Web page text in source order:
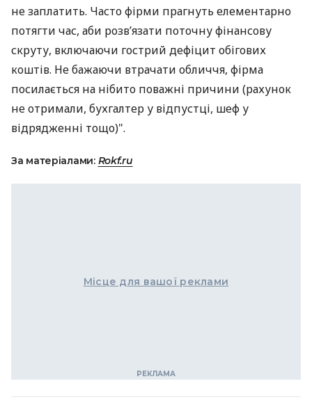
не заплатить. Часто фірми прагнуть елементарно
потягти час, аби розв’язати поточну фінансову
скруту, включаючи гострий дефіцит обігових
коштів. Не бажаючи втрачати обличчя, фірма
посилається на нібито поважні причини (рахунок
не отримали, бухгалтер у відпустці, шеф у
відрядженні тощо)".
За матеріалами: Rokf.ru
Місце для вашої реклами